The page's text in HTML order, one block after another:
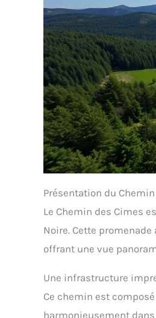
Présentation du
Le Chemin des Cimes
Noire. Cette
offrant une vue
Une infrastructure
Ce chemin est
harmonieusement